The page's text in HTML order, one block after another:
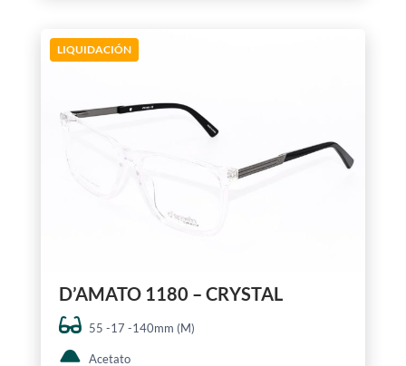
LIQUIDACIÓN
D’AMATO 1180 – CRYSTAL
55 -17 -140mm (M)
Acetato